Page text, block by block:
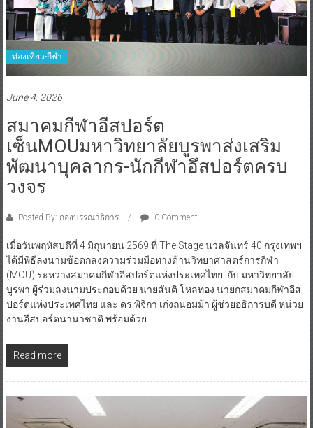
ท่องเที่ยว-กีฬา
June 4, 2026
สมาคมกีฬาอีสปอร์ต
เซ็นMOUมหาวิทยาลัยบูรพาส่งเสริม
พัฒนาบุคลากร-นักกีฬาอึสปอร์ตครบ
วงจร
Posted By: กองบรรณาธิการ 0 Comment
เมื่อวันพฤหัสบดีที่ 4 มิถุนายน 2569 ที่ The Stage นวลจันทร์ 40 กรุงเทพฯ
ได้มีพิธีลงนามข้อตกลงความร่วมมือทางด้านวิทยาศาสตร์การกีฬา
(MOU) ระหว่างสมาคมกีฬาอีสปอร์ตแห่งประเทศไทย กับ มหาวิทยาลัย
บูรพา ผู้ร่วมลงนามประกอบด้วย นายสันติ โหลทอง นายกสมาคมกีฬาอีส
ปอร์ตแห่งประเทศไทย และ ดร.พิจิกา เก่งถนอมม้า ผู้ช่วยอธิการบดี หน่วย
งานอีสปอร์ตนานาชาติ พร้อมด้วย
Read more